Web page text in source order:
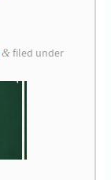
&filed under